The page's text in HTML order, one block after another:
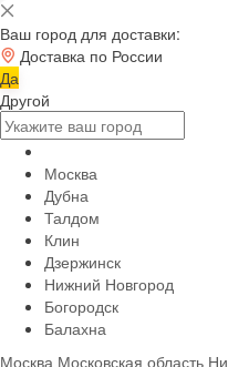
Ваш город для доставки:
Доставка по России
Да
Другой
Москва
Дубна
Талдом
Клин
Дзержинск
Нижний Новгород
Богородск
Балахна
Москва Московская область